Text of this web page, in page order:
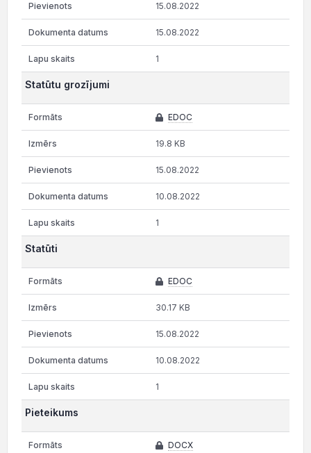
15.08.2022
15.08.2022
1
Statūtu grozījumi
EDOC
19.8 KB
15.08.2022
10.08.2022
1
Statūti
EDOC
30.17 KB
15.08.2022
10.08.2022
1
Pieteikums
DOCX